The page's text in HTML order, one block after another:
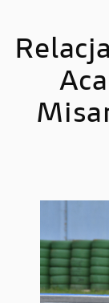
OFERTA